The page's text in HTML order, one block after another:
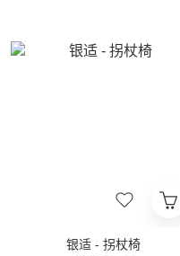
银适 - 拐杖椅